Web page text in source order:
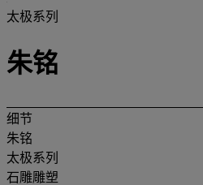
太极系列
朱铭
细节
朱铭
太极系列
石雕雕塑